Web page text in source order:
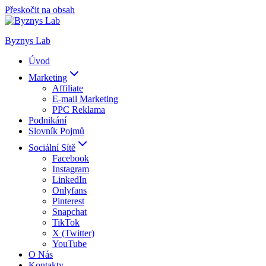
Přeskočit na obsah
Byznys Lab
Úvod
Marketing
Affiliate
E-mail Marketing
PPC Reklama
Podnikání
Slovník Pojmů
Sociální Sítě
Facebook
Instagram
LinkedIn
Onlyfans
Pinterest
Snapchat
TikTok
X (Twitter)
YouTube
O Nás